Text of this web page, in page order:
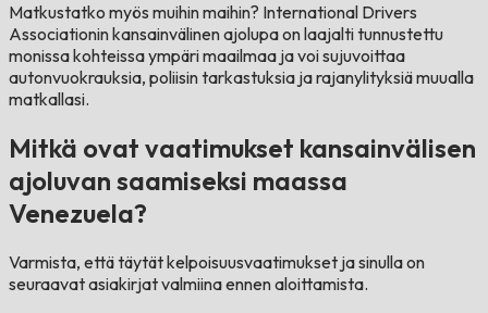
Matkustatko myös muihin maihin? International Drivers
Associationin kansainvälinen ajolupa on laajalti tunnustettu
monissa kohteissa ympäri maailmaa ja voi sujuvoittaa
autonvuokrauksia, poliisin tarkastuksia ja rajanylityksiä muualla
matkallasi.
Mitkä ovat vaatimukset kansainvälisen
ajoluvan saamiseksi maassa
Venezuela?
Varmista, että täytät kelpoisuusvaatimukset ja sinulla on
seuraavat asiakirjat valmiina ennen aloittamista.